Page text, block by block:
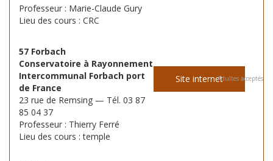
Professeur : Marie-Claude Gury
Lieu des cours : CRC
Site internet
57 Forbach
Conservatoire à Rayonnement
Intercommunal Forbach port
de France
23 rue de Remsing — Tél. 03 87
85 04 37
Professeur : Thierry Ferré
Lieu des cours : temple
Adultes acceptés